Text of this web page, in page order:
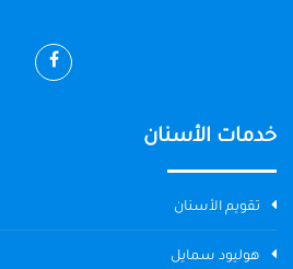
خدمات الأسنان
تقويم الأسنان
هوليود سمايل